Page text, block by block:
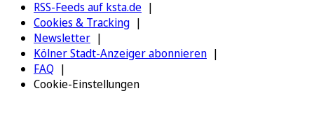
RSS-Feeds auf ksta.de
Cookies & Tracking
Newsletter
Kölner Stadt-Anzeiger abonnieren
FAQ
Cookie-Einstellungen